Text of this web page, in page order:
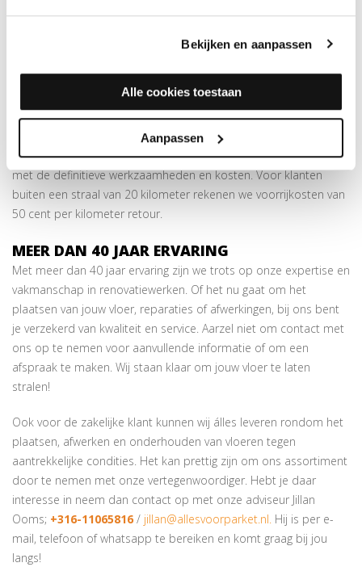
Bekijken en aanpassen
Alle cookies toestaan
Aanpassen
Wij stellen vervolgens een gedetailleerde offerte op en sturen
resterende 50% na voltooiing van de opdracht.
Voordat we de vloer plaatsen, voeren we altijd een
vloerinspectie ter plaatse uit en maken we een meetverslag op
met de definitieve werkzaamheden en kosten. Voor klanten
buiten een straal van 20 kilometer rekenen we voorrijkosten van
50 cent per kilometer retour.
MEER DAN 40 JAAR ERVARING
Met meer dan 40 jaar ervaring zijn we trots op onze expertise en
vakmanschap in renovatiewerken. Of het nu gaat om het
plaatsen van jouw vloer, reparaties of afwerkingen, bij ons bent
je verzekerd van kwaliteit en service. Aarzel niet om contact met
ons op te nemen voor aanvullende informatie of om een
afspraak te maken. Wij staan klaar om jouw vloer te laten
stralen!
Ook voor de zakelijke klant kunnen wij álles leveren rondom het
plaatsen, afwerken en onderhouden van vloeren tegen
aantrekkelijke condities. Het kan prettig zijn om ons assortiment
door te nemen met onze vertegenwoordiger. Hebt je daar
interesse in neem dan contact op met onze adviseur Jillan
Ooms; +316-11065816 / jillan@allesvoorparket.nl. Hij is per e-
mail, telefoon of whatsapp te bereiken en komt graag bij jou
langs!